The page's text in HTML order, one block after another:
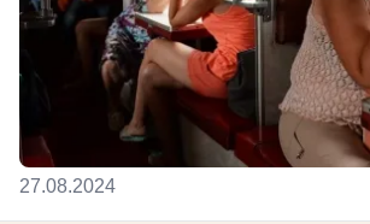
27.08.2024